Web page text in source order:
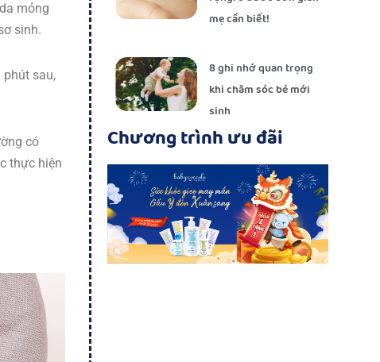
mỏng
sinh.
phút sau,
có
thực hiện
mẹ cần biết!
8 ghi nhớ quan trọng
khi chăm sóc bé mới
sinh
Chương trình ưu đãi